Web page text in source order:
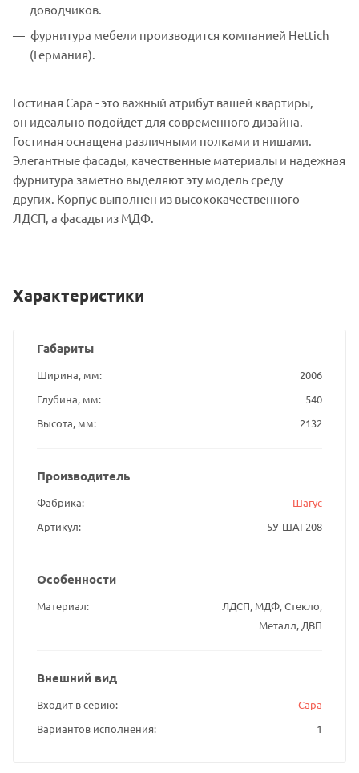
доводчиков.
фурнитура мебели производится компанией Hettich
(Германия).
Гостиная Сара - это важный атрибут вашей квартиры,
он идеально подойдет для современного дизайна.
Гостиная оснащена различными полками и нишами.
Элегантные фасады, качественные материалы и надежная
фурнитура заметно выделяют эту модель среду
других. Корпус выполнен из высококачественного
ЛДСП, а фасады из МДФ.
Характеристики
Габариты
Ширина, мм
2006
Глубина, мм
540
Высота, мм
2132
Производитель
Фабрика
Шагус
Артикул
5У-ШАГ208
Особенности
Материал
ЛДСП, МДФ, Стекло,
Металл, ДВП
Внешний вид
Входит в серию
Сара
Вариантов исполнения
1